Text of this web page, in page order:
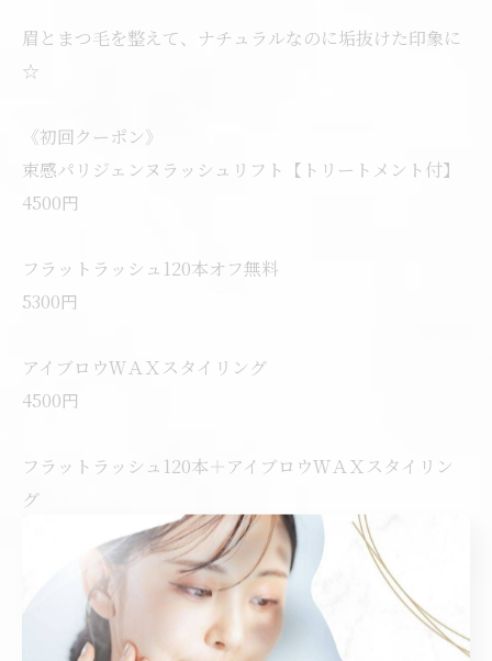
眉とまつ毛を整えて、ナチュラルなのに垢抜けた印象に
☆
《初回クーポン》
束感パリジェンヌラッシュリフト【トリートメント付】
4500円
フラットラッシュ120本オフ無料
5300円
アイブロウＷＡＸスタイリング
4500円
フラットラッシュ120本＋アイブロウＷＡＸスタイリン
グ